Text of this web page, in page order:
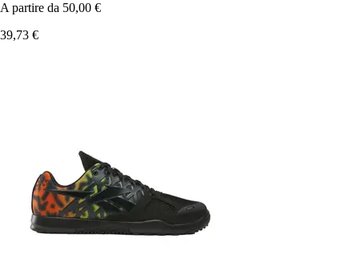
A partire da 50,00 €
39,73 €